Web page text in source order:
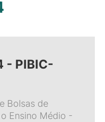
- PIBIC-
Bolsas de
Ensino Médio -